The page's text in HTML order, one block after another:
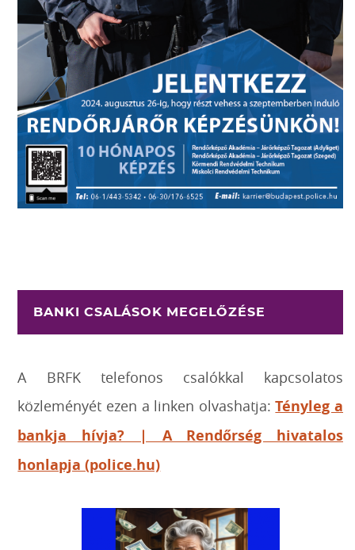
BANKI CSALÁSOK MEGELŐZÉSE
A BRFK telefonos csalókkal kapcsolatos
közleményét ezen a linken olvashatja:Tényleg a
bankja hívja? | A Rendőrség hivatalos
honlapja (police.hu)